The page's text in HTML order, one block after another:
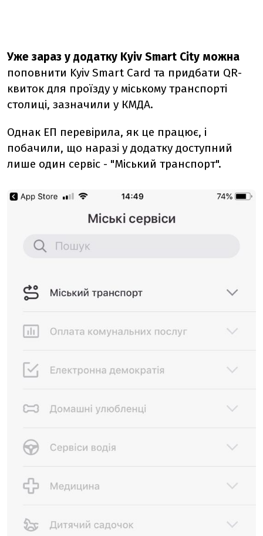
Уже зараз у додатку Kyiv Smart City можна
поповнити Kyiv Smart Card та придбати QR-
квиток для проїзду у міському транспорті
столиці, зазначили у КМДА.
Однак ЕП перевірила, як це працює, і
побачили, що наразі у додатку доступний
лише один сервіс - "Міський транспорт".